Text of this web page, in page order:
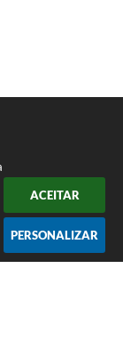
ACEITAR
PERSONALIZAR